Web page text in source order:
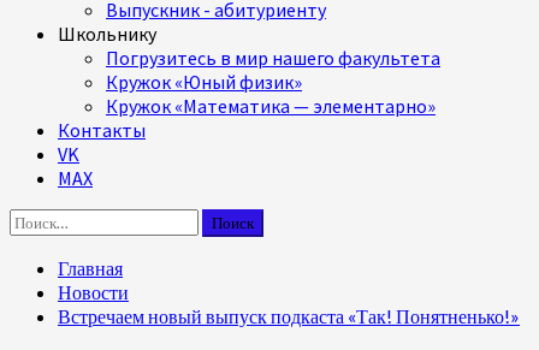
Выпускник - абитуриенту
Школьнику
Погрузитесь в мир нашего факультета
Кружок «Юный физик»
Кружок «Математика — элементарно»
Контакты
VK
MAX
Найти:
Главная
Новости
Встречаем новый выпуск подкаста «Так! Понятненько!»